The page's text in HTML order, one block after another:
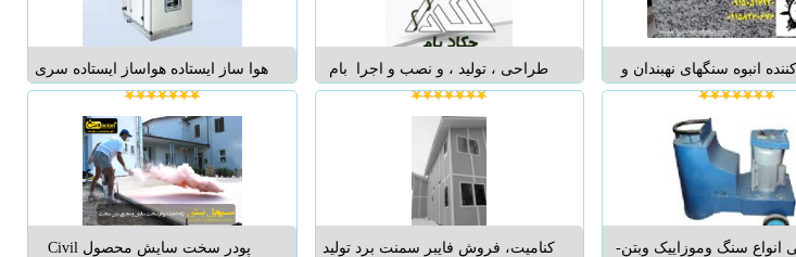
بهره مندي از اكي...
استحلاک بسیار پایین آن می توان
اش...
سنگبری،بعد از سالها تلاش و تحقیق در
عرصه تولید سن...
انبوه سنگهای نهبندان و
سنگهای ساختمانی کارخانه
- بهمن - بزرگترین تولید کننده
کننده انواع سنگهای نهبندان
و خرده به سراسر ایران
به کشورهای آسیای می...
طراحی ، تولید ، و نصب و اجرا بام
سبز ، دیوار سبز ، فلاور باکس،
تجهیزات بام در ایران ...
هوا ساز ایستاده هواساز ایستاده سری
ساکور: این نوع هواساز به صورت
ایستاده تولید شده و بهترین منبع
حرارتی و برودتی برای استفاده در
محیط های گوناگون محسوب می
گردد. هماکنون هواسازهای ساخت
شرکت در ظ...
انواع سنگ وموزاییک وبتن-
کنامیت، فروش فایبر سمنت برد تولید
پودر سخت سایش محصول Civil